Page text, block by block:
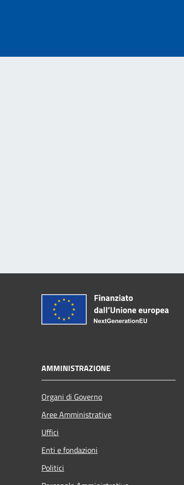
AMMINISTRAZIONE
Organi di Governo
Aree Amministrative
Uffici
Enti e fondazioni
Politici